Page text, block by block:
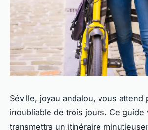
Séville, joyau andalou, vous attend
inoubliable de trois jours. Ce guide
transmettra un itinéraire